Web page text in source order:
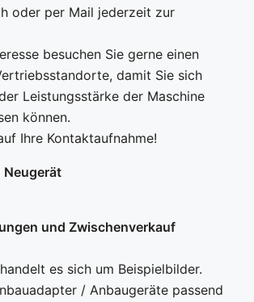
oder per Mail jederzeit zur
besuchen Sie gerne einen
damit Sie sich
Leistungsstärke der Maschine
können.
Ihre Kontaktaufnahme!
Neugerät
und Zwischenverkauf
es sich um Beispielbilder.
/ Anbaugeräte passend